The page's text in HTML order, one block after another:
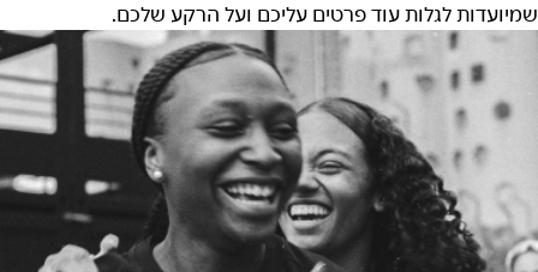
שמיועדות לגלות עוד פרטים עליכם ועל הרקע שלכם.